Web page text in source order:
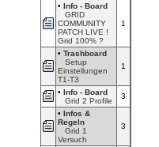
• Info - Board
GRID
COMMUNITY
PATCH LIVE !
Grid 100% ?
1
• Trashboard
Setup
Einstellungen
T1-T3
1
• Info - Board
Grid 2 Profile
3
• Infos &
Regeln
Grid 1
Versuch
3